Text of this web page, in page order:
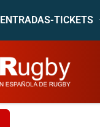
ENTRADAS-TICKETS